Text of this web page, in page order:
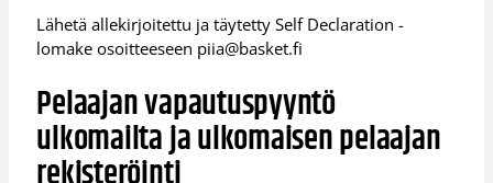
Lähetä allekirjoitettu ja täytetty Self Declaration -
lomake osoitteeseen piia@basket.fi
Pelaajan vapautuspyyntö
ulkomailta ja ulkomaisen pelaajan